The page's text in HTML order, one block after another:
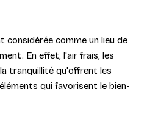
considérée comme un lieu de
En effet, l'air frais, les
tranquillité qu'offrent les
qui favorisent le bien-